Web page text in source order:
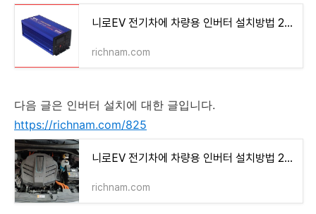
니로EV 전기차에 차량용 인버터 설치방법 220V전기 무한대로 사용하여 노지캠핑 차박 전기문제 해
richnam.com
다음 글은 인버터 설치에 대한 글입니다.
https://richnam.com/825
니로EV 전기차에 차량용 인버터 설치방법 220V전기 무한대로 사용하여 노지캠핑 전기문제 해결 (
richnam.com